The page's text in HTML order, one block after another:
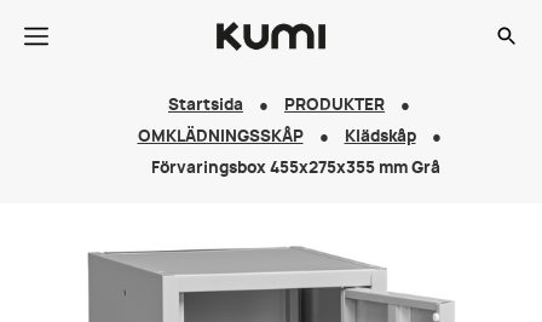
Startsida
PRODUKTER
OMKLÄDNINGSSKÅP
Klädskåp
Förvaringsbox 455x275x355 mm Grå